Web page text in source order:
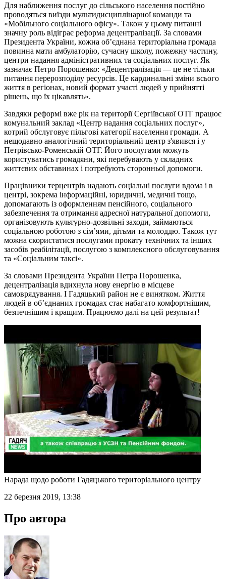
Для наближення послуг до сільського населення постійно
проводяться виїзди мультидисциплінарної команди та
«Мобільного соціального офісу». Також у цьому питанні
значну роль відіграє реформа децентралізації. За словами
Президента України, кожна об’єднана територіальна громада
повинна мати амбулаторію, сучасну школу, пожежну частину,
центри надання адміністративних та соціальних послуг. Як
зазначає Петро Порошенко: «Децентралізація — це не тільки
питання перерозподілу ресурсів. Це кардинальні зміни всього
життя в регіонах, новий формат участі людей у прийнятті
рішень, що їх цікавлять».
Завдяки реформі вже рік на території Сергіївської ОТГ працює
комунальний заклад «Центр надання соціальних послуг»,
котрий обслуговує пільгові категорії населення громади. А
нещодавно аналогічний територіальний центр з'явився і у
Петрівсько-Роменській ОТГ. Його послугами можуть
користуватись громадяни, які перебувають у складних
життєвих обставинах і потребують сторонньої допомоги.
Працівники терцентрів надають соціальні послуги вдома і в
центрі, зокрема інформаційні, юридичні, медичні тощо,
допомагають із оформленням пенсійного, соціального
забезпечення та отримання адресної натуральної допомоги,
організовують культурно-дозвільні заходи, займаються
соціальною роботою з сім’ями, дітьми та молоддю. Також тут
можна скористатися послугами прокату технічних та інших
засобів реабілітації, послугою з комплексного обслуговування
та «Соціальним таксі».
За словами Президента України Петра Порошенка,
децентралізація вдихнула нову енергію в місцеве
самоврядування. І Гадяцький район не є винятком. Життя
людей в об’єднаних громадах стає набагато комфортнішим,
безпечнішим і кращим. Працюємо далі на цей результат!
Нарада щодо роботи Гадяцького територіального центру
22 березня 2019, 13:38
Про автора